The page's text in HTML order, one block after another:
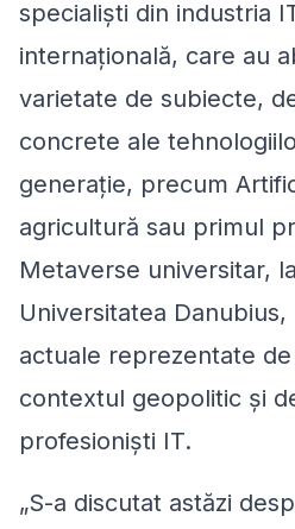
specialiști din industria
internațională, care au
varietate de subiecte,
concrete ale
generație, precum
agricultură sau primul
Metaverse universitar,
Universitatea
actuale reprezentate
contextul geopolitic și
profesioniști IT.
„S-a discutat astăzi